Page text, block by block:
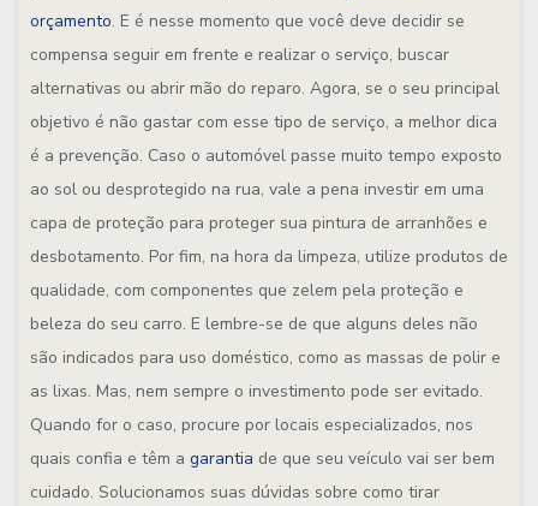
orçamento. E é nesse momento que você deve decidir se
compensa seguir em frente e realizar o serviço, buscar
alternativas ou abrir mão do reparo. Agora, se o seu principal
objetivo é não gastar com esse tipo de serviço, a melhor dica
é a prevenção. Caso o automóvel passe muito tempo exposto
ao sol ou desprotegido na rua, vale a pena investir em uma
capa de proteção para proteger sua pintura de arranhões e
desbotamento. Por fim, na hora da limpeza, utilize produtos de
qualidade, com componentes que zelem pela proteção e
beleza do seu carro. E lembre-se de que alguns deles não
são indicados para uso doméstico, como as massas de polir e
as lixas. Mas, nem sempre o investimento pode ser evitado.
Quando for o caso, procure por locais especializados, nos
quais confia e têm a garantia de que seu veículo vai ser bem
cuidado. Solucionamos suas dúvidas sobre como tirar